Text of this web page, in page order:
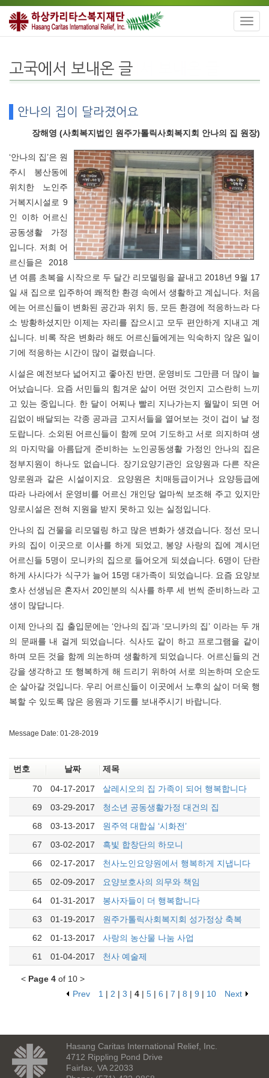
고국에서 보내온 글
안나의 집이 달라졌어요
장해영 (사회복지법인 원주가톨릭사회복지회 안나의 집 원장)
‘안나의 집’은 원
주시 봉산동에
위치한 노인주
거복지시설로 9
인 이하 어르신
공동생활 가정
입니다. 저희 어
르신들은 2018
년 여름 초복을 시작으로 두 달간 리모델링을 끝내고 2018년 9월 17
일 새 집으로 입주하여 쾌적한 환경 속에서 생활하고 계십니다. 처음
에는 어르신들이 변화된 공간과 위치 등, 모든 환경에 적응하느라 다
소 방황하셨지만 이제는 자리를 잡으시고 모두 편안하게 지내고 계
십니다. 비록 작은 변화라 해도 어르신들에게는 익숙하지 않은 일이
기에 적응하는 시간이 많이 걸렸습니다.
시설은 예전보다 넓어지고 좋아진 반면, 운영비도 그만큼 더 많이 늘
어났습니다. 요즘 서민들의 힘겨운 삶이 어떤 것인지 고스란히 느끼
고 있는 중입니다. 한 달이 어찌나 빨리 지나가는지 월말이 되면 어
김없이 배달되는 각종 공과금 고지서들을 열어보는 것이 겁이 날 정
도랍니다. 소외된 어르신들이 함께 모여 기도하고 서로 의지하며 생
의 마지막을 아름답게 준비하는 노인공동생활 가정인 안나의 집은
정부지원이 하나도 없습니다. 장기요양기관인 요양원과 다른 작은
양로원과 같은 시설이지요. 요양원은 치매등급이거나 요양등급에
따라 나라에서 운영비를 어르신 개인당 얼마씩 보조해 주고 있지만
양로시설은 전혀 지원을 받지 못하고 있는 실정입니다.
안나의 집 건물을 리모델링 하고 많은 변화가 생겼습니다. 정선 모니
카의 집이 이곳으로 이사를 하게 되었고, 봉양 사랑의 집에 계시던
어르신들 5명이 모니카의 집으로 들어오게 되셨습니다. 6명이 단란
하게 사시다가 식구가 늘어 15명 대가족이 되었습니다. 요즘 요양보
호사 선생님은 혼자서 20인분의 식사를 하루 세 번씩 준비하느라 고
생이 많답니다.
이제 안나의 집 출입문에는 ‘안나의 집’과 ‘모니카의 집’ 이라는 두 개
의 문패를 내 걸게 되었습니다. 식사도 같이 하고 프로그램을 같이
하며 모든 것을 함께 의논하며 생활하게 되었습니다. 어르신들의 건
강을 생각하고 또 행복하게 해 드리기 위하여 서로 의논하며 오순도
순 살아갈 것입니다. 우리 어르신들이 이곳에서 노후의 삶이 더욱 행
복할 수 있도록 많은 응원과 기도를 보내주시기 바랍니다.
Message Date: 01-28-2019
번호 날짜 제목
70 04-17-2017
살레시오의 집 가족이 되어 행복합니다
69
03-29-2017
청소년 공동생활가정 대건의 집
68
03-13-2017
원주역 대합실 ‘시화전’
67
03-02-2017
흑빛 합창단의 하모니
66
02-17-2017
천사노인요양원에서 행복하게 지냅니다
65
02-09-2017
요양보호사의 의무와 책임
64
01-31-2017
봉사자들이 더 행복합니다
63
01-19-2017
원주가톨릭사회복지회 성가정상 축복
62
01-13-2017
사랑의 농산물 나눔 사업
61
01-04-2017 천사 예술제
< Page 4 of 10 >
Prev
1 | 2 | 3 | 4 | 5 | 6 | 7 | 8 | 9 | 10 Next
Hasang Caritas International Relief, Inc.
4712 Rippling Pond Drive
Fairfax, VA 22033